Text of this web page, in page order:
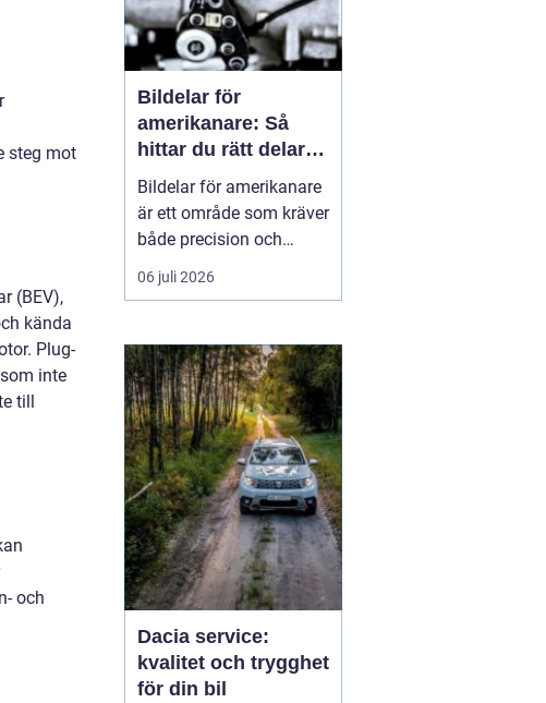
steg mot
(BEV),
kända
Plug-
inte
till
och
Bildelar för
amerikanare: Så
hittar du rätt delar
till din USA-bil
Bildelar för amerikanare
är ett område som kräver
både precision och
modellkännedom,
särskilt när det gäller
entusiastfordon. Många
svenska bilägare
uppskattar klassis...
06 juli 2026
Dacia service:
kvalitet och trygghet
för din bil